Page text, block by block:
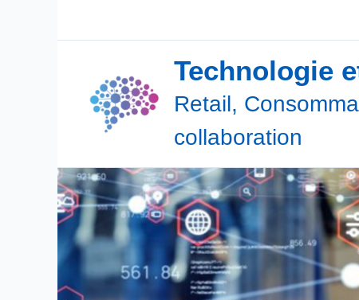
Technologie
Retail,
collaboration